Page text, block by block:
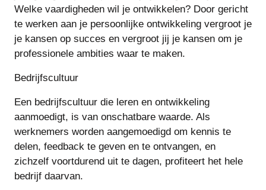
Welke vaardigheden wil je ontwikkelen? Door gericht
te werken aan je persoonlijke ontwikkeling vergroot je
je kansen op succes en vergroot jij je kansen om je
professionele ambities waar te maken.
Bedrijfscultuur
Een bedrijfscultuur die leren en ontwikkeling
aanmoedigt, is van onschatbare waarde. Als
werknemers worden aangemoedigd om kennis te
delen, feedback te geven en te ontvangen, en
zichzelf voortdurend uit te dagen, profiteert het hele
bedrijf daarvan.